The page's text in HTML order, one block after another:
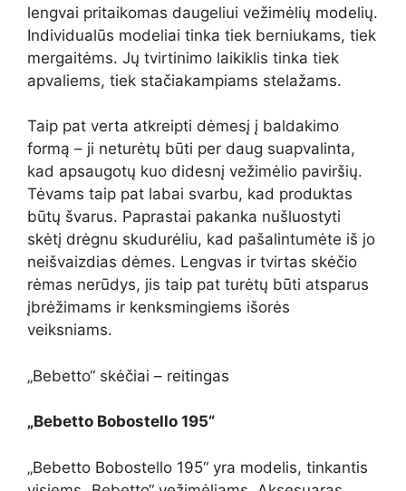
lengvai pritaikomas daugeliui vežimėlių modelių.
Individualūs modeliai tinka tiek berniukams, tiek
mergaitėms. Jų tvirtinimo laikiklis tinka tiek
apvaliems, tiek stačiakampiams stelažams.
Taip pat verta atkreipti dėmesį į baldakimo
formą – ji neturėtų būti per daug suapvalinta,
kad apsaugotų kuo didesnį vežimėlio paviršių.
Tėvams taip pat labai svarbu, kad produktas
būtų švarus. Paprastai pakanka nušluostyti
skėtį drėgnu skudurėliu, kad pašalintumėte iš jo
neišvaizdias dėmes. Lengvas ir tvirtas skėčio
rėmas nerūdys, jis taip pat turėtų būti atsparus
įbrėžimams ir kenksmingiems išorės
veiksniams.
„Bebetto“ skėčiai – reitingas
„Bebetto Bobostello 195“
„Bebetto Bobostello 195“ yra modelis, tinkantis